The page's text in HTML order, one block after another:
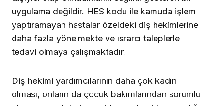
uygulama değildir. HES kodu ile kamuda işlem
yaptıramayan hastalar özeldeki diş hekimlerine
daha fazla yönelmekte ve ısrarcı taleplerle
tedavi olmaya çalışmaktadır.
Diş hekimi yardımcılarının daha çok kadın
olması, onların da çocuk bakımlarından sorumlu